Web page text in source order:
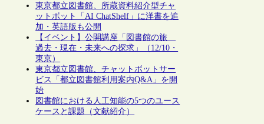
東京都立図書館、所蔵資料紹介型チャ
ットボット「AI ChatShelf」に洋書を追
加・英語版も公開
【イベント】公開講座「図書館の旅
過去・現在・未来への探求」（12/10・
東京）
東京都立図書館、チャットボットサー
ビス「都立図書館利用案内Q&A」を開
始
図書館における人工知能の5つのユース
ケースと課題（文献紹介）